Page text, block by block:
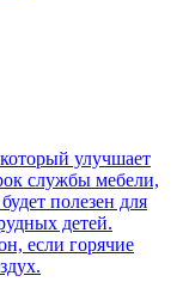
улучшает
службы мебели,
полезен для
детей.
если горячие